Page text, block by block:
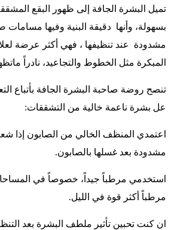
تميل البشرة الجافة إلى ظهور البقع
بسهولة، وأنها دقيقة البنية وفيها مسامات
مشدودة عند تنظيفها ، فهي أكثر عرضة
المبكرة مثل الخطوط والتجاعيد، نادراً
تنصح روضة صاحبة البشرة الجافة بأتباع
عل بشرة ناعمة خالية من التشققات:
اعتمدي المنظف الخالي من الصابون إذا
مشدودة بعد غسلها بالصابون.
استخدمي مرطباً جيداً، خصوصاً في
مرطباً أكثر قوة في الليل.
ان كنت تحبين تأثير ملطف البشرة بعد